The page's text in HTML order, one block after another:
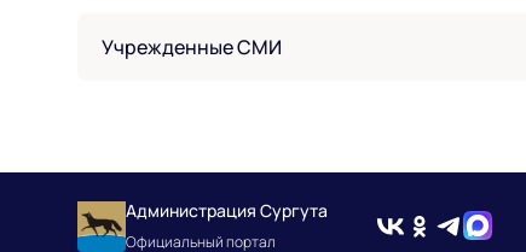
Учрежденные СМИ
Администрация Сургута
Официальный портал